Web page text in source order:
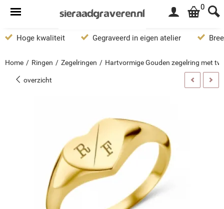
0
Hoge kwaliteit Gegraveerd in eigen atelier
Home / Ringen / Zegelringen / Hartvormige Gouden zegelring met
overzicht